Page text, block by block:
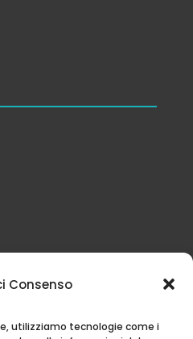
Consenso
utilizziamo tecnologie come i